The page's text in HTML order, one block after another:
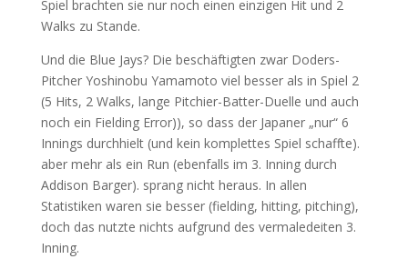
Spiel brachten sie nur noch einen einzigen Hit und 2
Walks zu Stande.
Und die Blue Jays? Die beschäftigten zwar Doders-
Pitcher Yoshinobu Yamamoto viel besser als in Spiel 2
(5 Hits, 2 Walks, lange Pitchier-Batter-Duelle und auch
noch ein Fielding Error)), so dass der Japaner „nur“ 6
Innings durchhielt (und kein komplettes Spiel schaffte).
aber mehr als ein Run (ebenfalls im 3. Inning durch
Addison Barger). sprang nicht heraus. In allen
Statistiken waren sie besser (fielding, hitting, pitching),
doch das nutzte nichts aufgrund des vermaledeiten 3.
Inning.